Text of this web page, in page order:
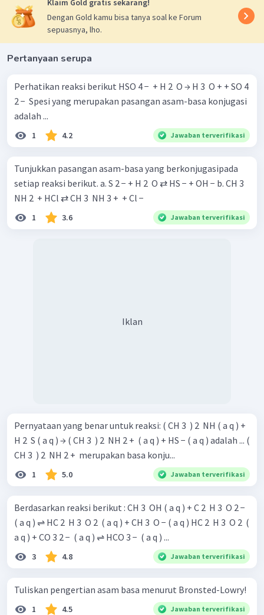
Klaim Gold gratis sekarang!
Dengan Gold kamu bisa tanya soal ke Forum
sepuasnya, lho.
Pertanyaan serupa
Perhatikan reaksi berikut HSO 4 − ​ + H 2 ​ O → H 3 ​ O + + SO 4
2 − ​ Spesi yang merupakan pasangan asam-basa konjugasi
adalah ...
1 4.2 Jawaban terverifikasi
Tunjukkan pasangan asam-basa yang berkonjugasipada
setiap reaksi berikut. a. S 2 − + H 2 ​ O ⇄ HS − + OH − b. CH 3 ​
NH 2 ​ + HCl ⇄ CH 3 ​ NH 3 + ​ + Cl −
1 3.6 Jawaban terverifikasi
Iklan
Pernyataan yang benar untuk reaksi: ( CH 3 ​ ) 2 ​ NH ( a q ) +
H 2 ​ S ( a q ) → ( CH 3 ​ ) 2 ​ NH 2 + ​ ( a q ) + HS − ( a q ) adalah ... (
CH 3 ​ ) 2 ​ NH 2 + ​ merupakan basa konju...
1 5.0 Jawaban terverifikasi
Berdasarkan reaksi berikut : CH 3 ​ OH ( a q ) + C 2 ​ H 3 ​ O 2 − ​
( a q ) ⇌ HC 2 ​ H 3 ​ O 2 ​ ( a q ) + CH 3 ​ O − ( a q ) HC 2 ​ H 3 ​ O 2 ​ (
a q ) + CO 3 2 − ​ ( a q ) ⇌ HCO 3 − ​ ( a q ) ...
3 4.8 Jawaban terverifikasi
Tuliskan pengertian asam basa menurut Bronsted-Lowry!
1 4.5 Jawaban terverifikasi